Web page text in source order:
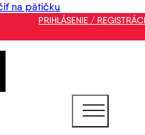
na pätičku
PRIHLÁSENIE /